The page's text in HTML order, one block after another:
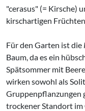
"cerasus" (= Kirsche)
kirschartigen
Für den Garten ist die
Baum, da es ein
Spätsommer mit
wirken sowohl als
Gruppenpflanzungen
trockener Standort im